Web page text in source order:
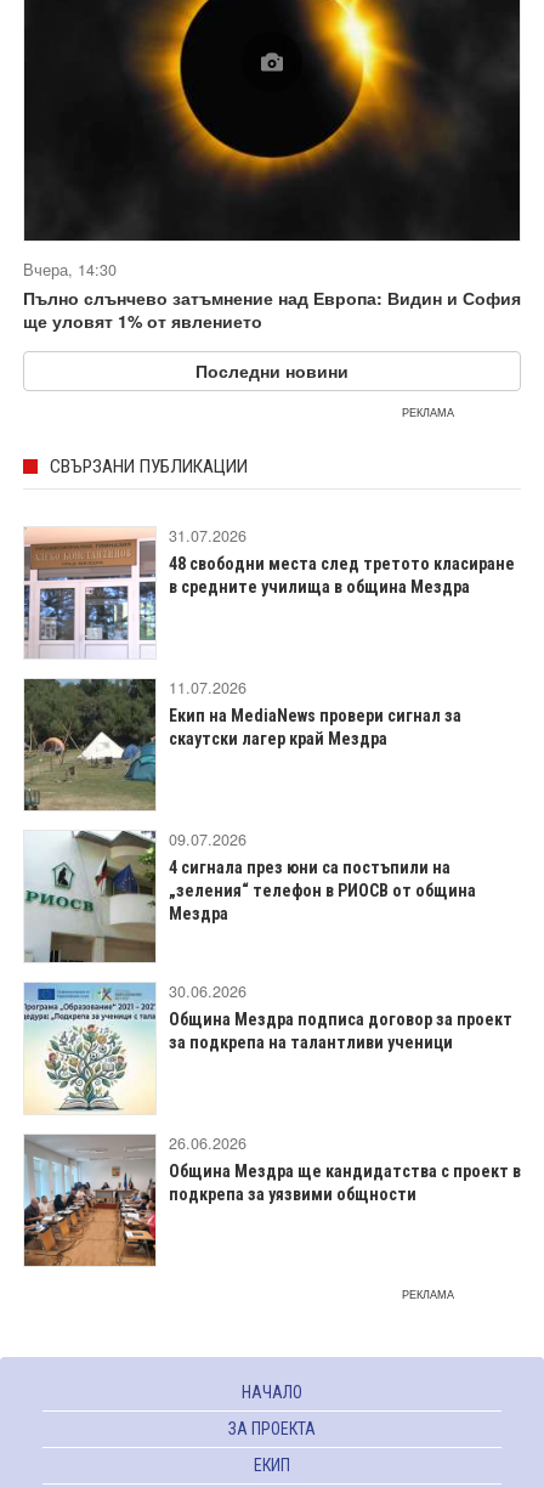
Вчера, 14:30
Пълно слънчево затъмнение над Европа: Видин и София
ще уловят 1% от явлението
Последни новини
РЕКЛАМА
СВЪРЗАНИ ПУБЛИКАЦИИ
31.07.2026
48 свободни места след третото класиране
в средните училища в община Мездра
11.07.2026
Екип на MediaNews провери сигнал за
скаутски лагер край Мездра
09.07.2026
4 сигнала през юни са постъпили на
„зеления“ телефон в РИОСВ от община
Мездра
30.06.2026
Община Мездра подписа договор за проект
за подкрепа на талантливи ученици
26.06.2026
Община Мездра ще кандидатства с проект в
подкрепа за уязвими общности
РЕКЛАМА
НАЧАЛО
ЗА ПРОЕКТА
ЕКИП